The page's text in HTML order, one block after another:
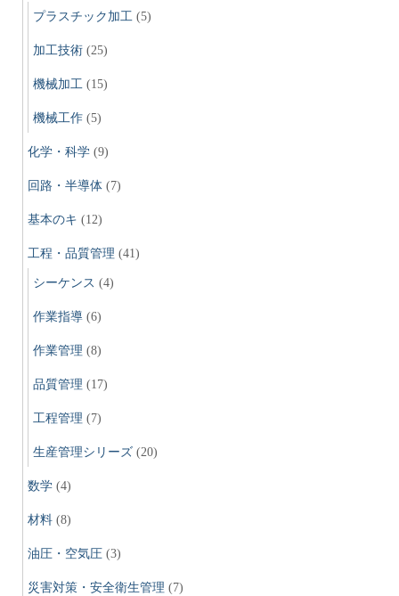
プラスチック加工 (5)
加工技術 (25)
機械加工 (15)
機械工作 (5)
化学・科学 (9)
回路・半導体 (7)
基本のキ (12)
工程・品質管理 (41)
シーケンス (4)
作業指導 (6)
作業管理 (8)
品質管理 (17)
工程管理 (7)
生産管理シリーズ (20)
数学 (4)
材料 (8)
油圧・空気圧 (3)
災害対策・安全衛生管理 (7)